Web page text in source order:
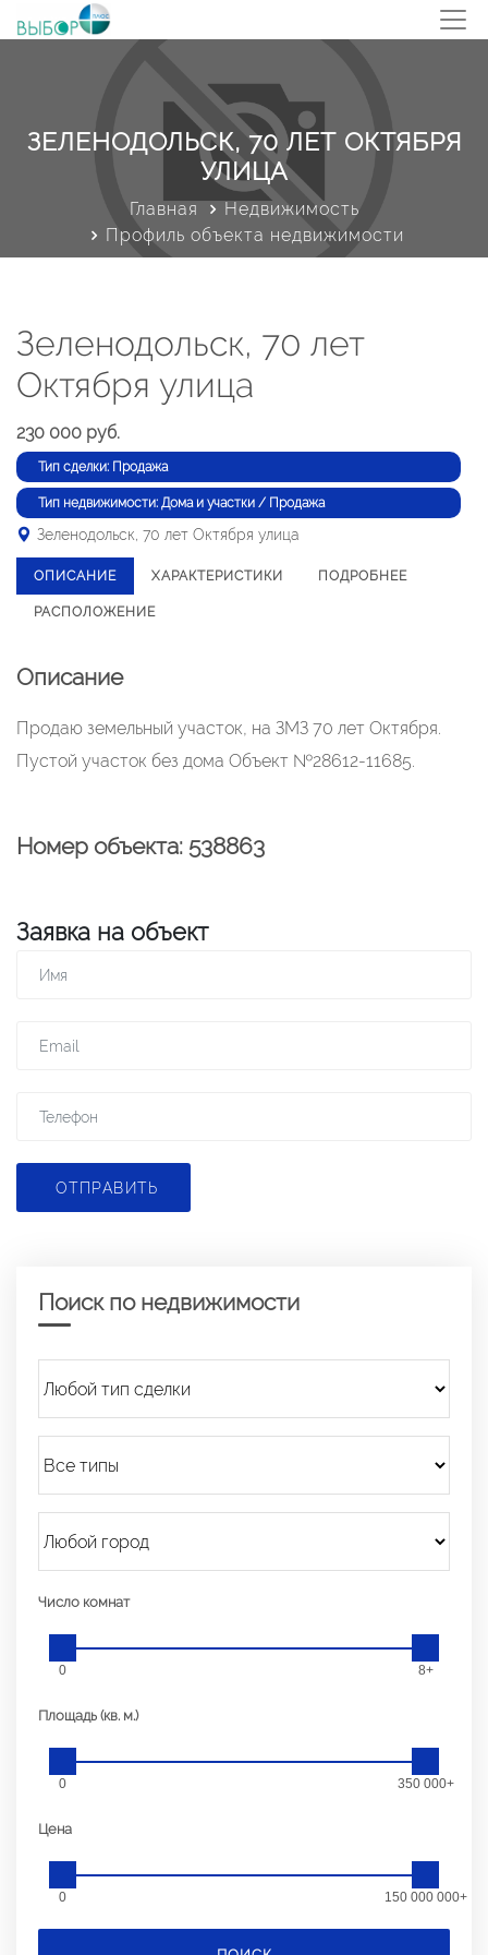
ЗЕЛЕНОДОЛЬСК, 70 ЛЕТ ОКТЯБРЯ
УЛИЦА
Главная
Недвижимость
Профиль объекта недвижимости
Зеленодольск, 70 лет
Октября улица
230 000 руб.
Тип сделки: Продажа
Тип недвижимости: Дома и участки / Продажа
Зеленодольск, 70 лет Октября улица
ОПИСАНИЕ ХАРАКТЕРИСТИКИ ПОДРОБНЕЕ
РАСПОЛОЖЕНИЕ
Описание
Продаю земельный участок, на ЗМЗ 70 лет Октября.
Пустой участок без дома Объект №28612-11685.
Номер объекта: 538863
Заявка на объект
ОТПРАВИТЬ
Поиск по недвижимости
Число комнат
0 8+
Площадь (кв. м.)
0 350 000+
Цена
0 150 000 000+